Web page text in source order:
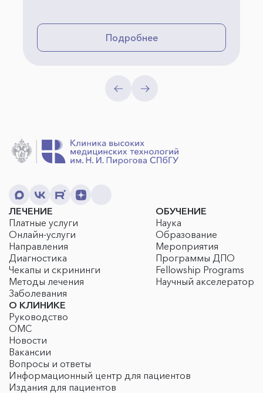
Подробнее
ЛЕЧЕНИЕ
Платные услуги
Онлайн-услуги
Направления
Диагностика
Чекапы и скрининги
Методы лечения
Заболевания
ОБУЧЕНИЕ
Наука
Образование
Мероприятия
Программы ДПО
Fellowship Programs
Научный акселератор
О КЛИНИКЕ
Руководство
ОМС
Новости
Вакансии
Вопросы и ответы
Информационный центр для пациентов
Издания для пациентов